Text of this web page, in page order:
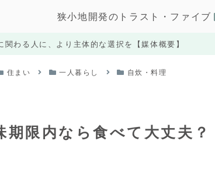
狭小地開発のトラスト・ファイブ
関わる人に、より主体的な選択を【媒体概要】
住まい 一人暮らし 自炊・料理
限内なら食べて大丈夫？